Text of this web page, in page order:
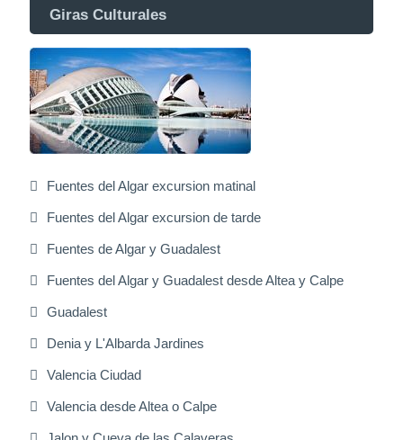
Giras Culturales
Fuentes del Algar excursion matinal
Fuentes del Algar excursion de tarde
Fuentes de Algar y Guadalest
Fuentes del Algar y Guadalest desde Altea y Calpe
Guadalest
Denia y L'Albarda Jardines
Valencia Ciudad
Valencia desde Altea o Calpe